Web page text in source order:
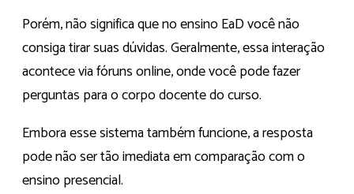
Porém, não significa que no ensino EaD você não
consiga tirar suas dúvidas. Geralmente, essa interação
acontece via fóruns online, onde você pode fazer
perguntas para o corpo docente do curso.
Embora esse sistema também funcione, a resposta
pode não ser tão imediata em comparação com o
ensino presencial.